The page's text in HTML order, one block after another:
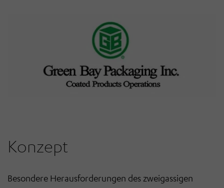
Konzept
Besondere Herausforderungen des zweigassigen